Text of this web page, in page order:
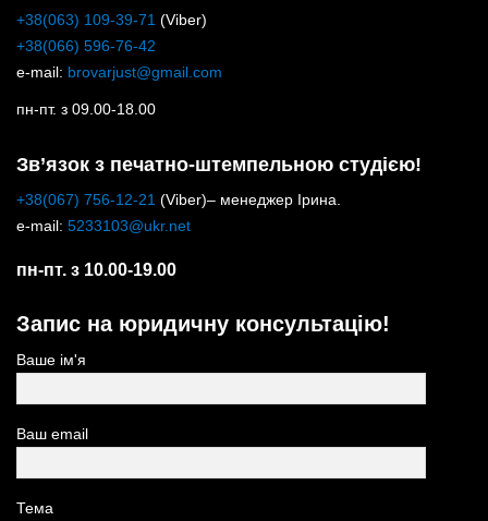
+38(063) 109-39-71 (Viber)
+38(066) 596-76-42
e-mail: brovarjust@gmail.com
пн-пт. з 09.00-18.00
Зв’язок з печатно-штемпельною студією!
+38(067) 756-12-21 (Viber)– менеджер Ірина.
e-mail: 5233103@ukr.net
пн-пт. з 10.00-19.00
Запис на юридичну консультацію!
Ваше ім'я
Ваш email
Тема